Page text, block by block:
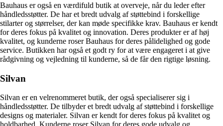
Bauhaus er også en værdifuld butik at overveje, når du leder efter
håndledsstøtter. De har et bredt udvalg af støttebind i forskellige
stilarter og størrelser, der kan møde specifikke krav. Bauhaus er kendt
for deres fokus på kvalitet og innovation. Deres produkter er af høj
kvalitet, og kunderne roser Bauhaus for deres pålidelighed og gode
service. Butikken har også et godt ry for at være engageret i at give
rådgivning og vejledning til kunderne, så de får den rigtige løsning.
Silvan
Silvan er en velrenommeret butik, der også specialiserer sig i
håndledsstøtter. De tilbyder et bredt udvalg af støttebind i forskellige
designs og materialer. Silvan er kendt for deres fokus på kvalitet og